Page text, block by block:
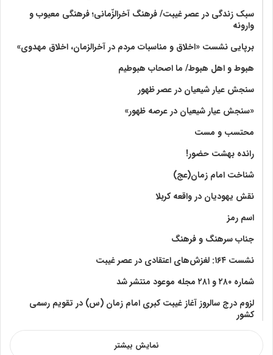
سبک زندگی در عصر غیبت/ فرهنگ آخرالزّمانی؛ فرهنگی معیوب و
وارونه
برپایی نشست «اخلاق و مناسبات مردم در آخرالزمان، اخلاق مهدوی»
هبوط و اهل هبوط/ ما اصحاب هبوطیم
سنجش عیار شیعیان در عصر ظهور
«سنجش عیار شیعیان در عرصه ظهور»
محتسب و مست
رانده بهشت‌ حضور!
شناخت امام زمان(عج)
نقش یهودیان در واقعه کربلا
اسم رمز
جناب سرهنگ و فرهنگ
نشست ۱۶۴: لغزش‌های اعتقادی در عصر غیبت
شماره ۲۸۰ و ۲۸۱ مجله موعود منتشر شد
لزوم درج سالروز آغاز غیبت کبری امام زمان (س) در تقویم رسمی
کشور
نمایش بیشتر